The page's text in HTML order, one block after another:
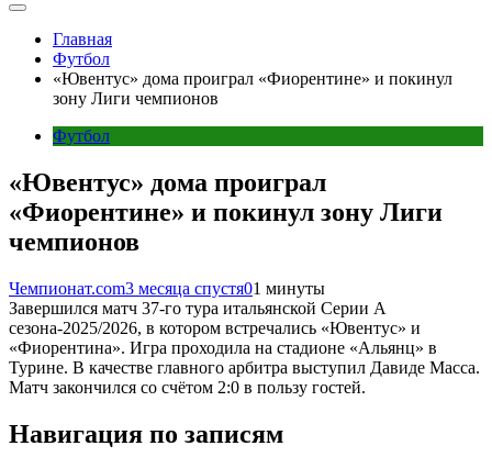
Главная
Футбол
«Ювентус» дома проиграл «Фиорентине» и покинул
зону Лиги чемпионов
Футбол
«Ювентус» дома проиграл
«Фиорентине» и покинул зону Лиги
чемпионов
Чемпионат.com3 месяца спустя01 минуты
Завершился матч 37-го тура итальянской Серии А
сезона-2025/2026, в котором встречались «Ювентус» и
«Фиорентина». Игра проходила на стадионе «Альянц» в
Турине. В качестве главного арбитра выступил Давиде Масса.
Матч закончился со счётом 2:0 в пользу гостей.
Навигация по записям